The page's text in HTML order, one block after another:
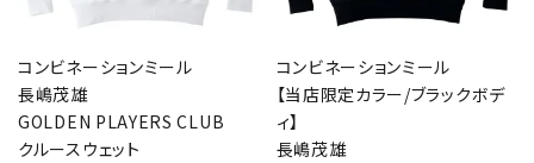
コンビネーションミール
長嶋茂雄
GOLDEN PLAYERS CLUB
クルースウェット
コンビネーションミール
【当店限定カラー/ブラックボデ
ィ】
長嶋茂雄